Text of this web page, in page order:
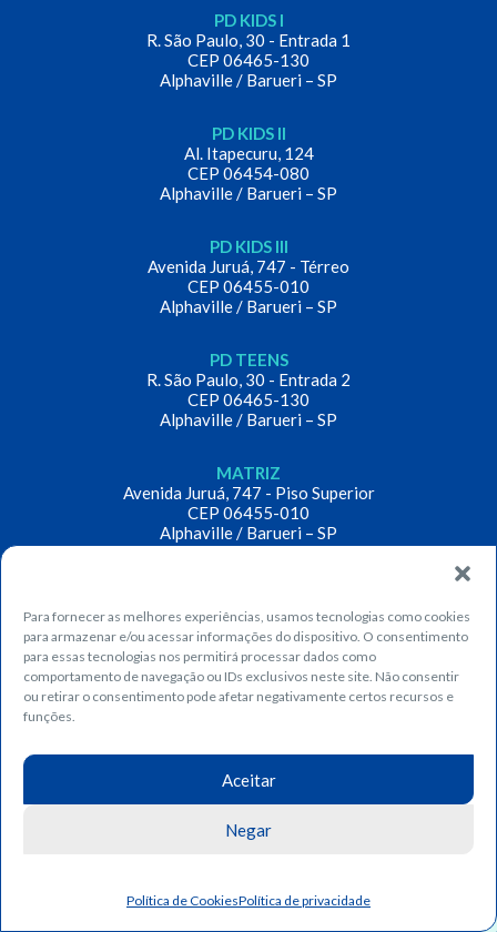
Fique por dentro das principais notícias, conteúdos e dicas
Assine o nosso boletim informativo! >>>>>
Assinar
Para fornecer as melhores experiências, usamos tecnologias como cookies
para armazenar e/ou acessar informações do dispositivo. O consentimento
para essas tecnologias nos permitirá processar dados como
comportamento de navegação ou IDs exclusivos neste site. Não consentir
ou retirar o consentimento pode afetar negativamente certos recursos e
funções.
Aceitar
Negar
Política de CookiesPolítica de privacidade
PD KIDS I
R. São Paulo, 30 - Entrada 1
CEP 06465-130
Alphaville / Barueri – SP
PD KIDS II
Al. Itapecuru, 124
CEP 06454-080
Alphaville / Barueri – SP
PD KIDS III
Avenida Juruá, 747 - Térreo
CEP 06455-010
Alphaville / Barueri – SP
PD TEENS
R. São Paulo, 30 - Entrada 2
CEP 06465-130
Alphaville / Barueri – SP
MATRIZ
Avenida Juruá, 747 - Piso Superior
CEP 06455-010
Alphaville / Barueri – SP
Tel: 11 3504-9900
ESPECIALIDADES
Psicologia
Fonoaudiologia
Fisioterapia